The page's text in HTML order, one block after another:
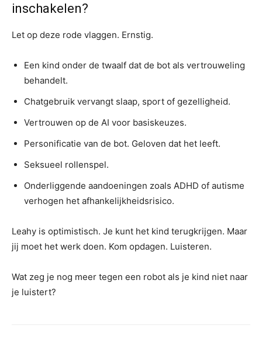
inschakelen?
Let op deze rode vlaggen. Ernstig.
Een kind onder de twaalf dat de bot als vertrouweling
behandelt.
Chatgebruik vervangt slaap, sport of gezelligheid.
Vertrouwen op de AI voor basiskeuzes.
Personificatie van de bot. Geloven dat het leeft.
Seksueel rollenspel.
Onderliggende aandoeningen zoals ADHD of autisme
verhogen het afhankelijkheidsrisico.
Leahy is optimistisch. Je kunt het kind terugkrijgen. Maar
jij moet het werk doen. Kom opdagen. Luisteren.
Wat zeg je nog meer tegen een robot als je kind niet naar
je luistert?